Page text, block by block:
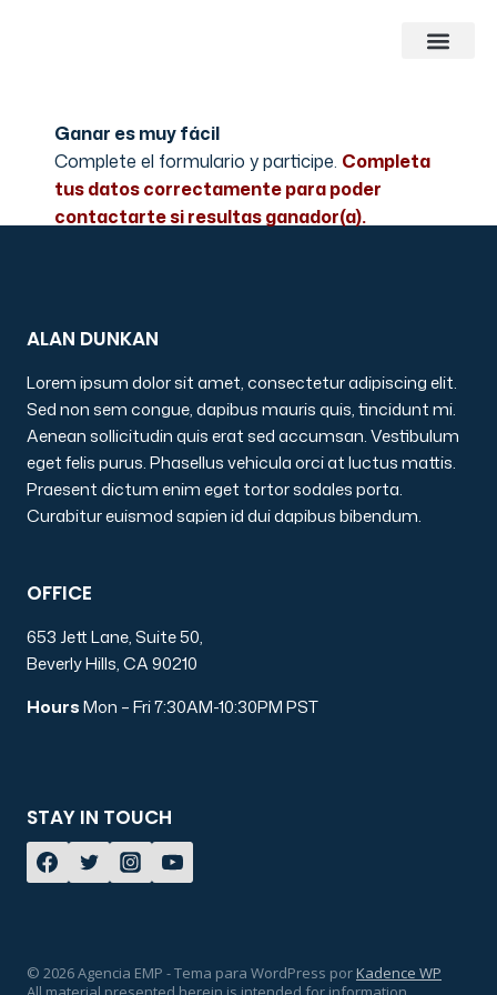
Ganar es muy fácil
Complete el formulario y participe. Completa
tus datos correctamente para poder
contactarte si resultas ganador(a).
ALAN DUNKAN
Lorem ipsum dolor sit amet, consectetur adipiscing elit.
Sed non sem congue, dapibus mauris quis, tincidunt mi.
Aenean sollicitudin quis erat sed accumsan. Vestibulum
eget felis purus. Phasellus vehicula orci at luctus mattis.
Praesent dictum enim eget tortor sodales porta.
Curabitur euismod sapien id dui dapibus bibendum.
OFFICE
653 Jett Lane, Suite 50,
Beverly Hills, CA 90210
HoursMon – Fri 7:30AM-10:30PM PST
STAY IN TOUCH
© 2026 Agencia EMP - Tema para WordPress por Kadence WP